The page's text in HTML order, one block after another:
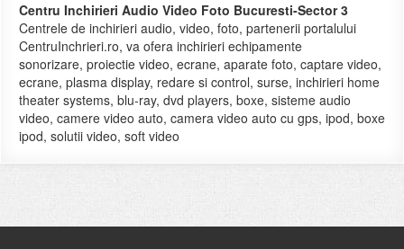
Centru Inchirieri Audio Video Foto Bucuresti-Sector 3
Centrele de inchirieri audio, video, foto, partenerii portalului
CentruInchrieri.ro, va ofera inchirieri echipamente
sonorizare, proiectie video, ecrane, aparate foto, captare video,
ecrane, plasma display, redare si control, surse, inchirieri home
theater systems, blu-ray, dvd players, boxe, sisteme audio
video, camere video auto, camera video auto cu gps, ipod, boxe
ipod, solutii video, soft video